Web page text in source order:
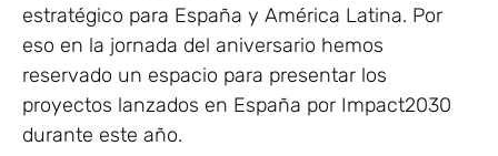
estratégico para España y América Latina. Por
eso en la jornada del aniversario hemos
reservado un espacio para presentar los
proyectos lanzados en España por Impact2030
durante este año.